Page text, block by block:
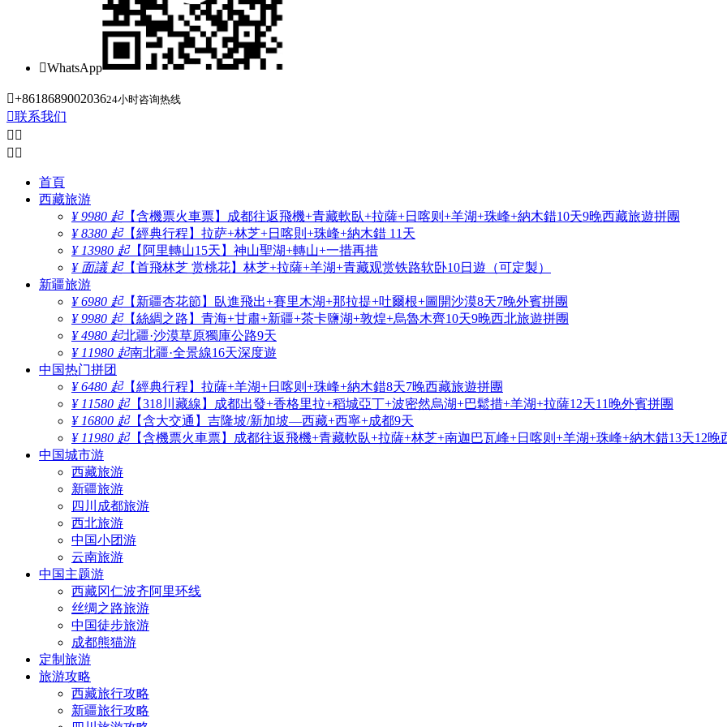
WhatsApp
+861868900203624小时咨询热线
联系我们
 
 
首頁
西藏旅游
¥ 9980 起【含機票火車票】成都往返飛機+青藏軟臥+拉薩+日喀则+羊湖+珠峰+納木錯10天9晚西藏旅遊拼團
¥ 8380 起【經典行程】拉萨+林芝+日喀則+珠峰+納木錯 11天
¥ 13980 起【阿里轉山15天】神山聖湖+轉山+一措再措
¥ 面議 起【首飛林芝 赏桃花】林芝+拉薩+羊湖+青藏观赏铁路软卧10日遊（可定製）
新疆旅游
¥ 6980 起【新疆杏花節】臥進飛出+賽里木湖+那拉提+吐爾根+圖開沙漠8天7晚外賓拼團
¥ 9980 起【絲綢之路】青海+甘肅+新疆+茶卡鹽湖+敦煌+烏魯木齊10天9晚西北旅遊拼團
¥ 4980 起北疆·沙漠草原獨庫公路9天
¥ 11980 起南北疆·全景線16天深度遊
中国热门拼团
¥ 6480 起【經典行程】拉薩+羊湖+日喀则+珠峰+納木錯8天7晚西藏旅遊拼團
¥ 11580 起【318川藏線】成都出發+香格里拉+稻城亞丁+波密然烏湖+巴鬆措+羊湖+拉薩12天11晚外賓拼團
¥ 16800 起【含大交通】吉隆坡/新加坡—西藏+西寧+成都9天
¥ 11980 起【含機票火車票】成都往返飛機+青藏軟臥+拉薩+林芝+南迦巴瓦峰+日喀则+羊湖+珠峰+納木錯13天12晚
中国城市游
西藏旅游
新疆旅游
四川成都旅游
西北旅游
中国小团游
云南旅游
中国主题游
西藏冈仁波齐阿里环线
丝绸之路旅游
中国徒步旅游
成都熊猫游
定制旅游
旅游攻略
西藏旅行攻略
新疆旅行攻略